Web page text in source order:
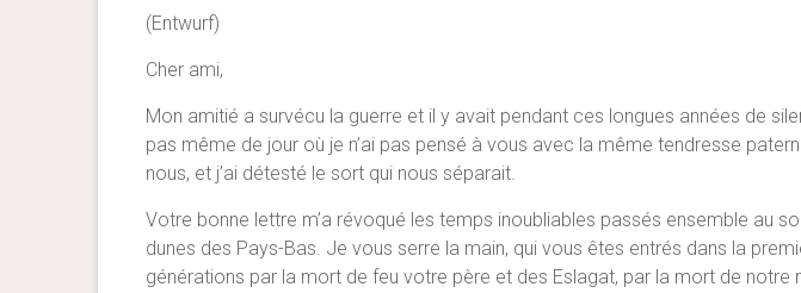
(Entwurf)
Cher ami,
Mon amitié a survécu la guerre et il y avait pendant ces longues années de
pas même de jour où je n’ai pas pensé à vous avec la même tendresse
nous, et j’ai détesté le sort qui nous séparait.
Votre bonne lettre m’a révoqué les temps inoubliables passés ensemble au
dunes des Pays-Bas. Je vous serre la main, qui vous êtes entrés dans la
générations par la mort de feu votre père et des Eslagat, par la mort de notre